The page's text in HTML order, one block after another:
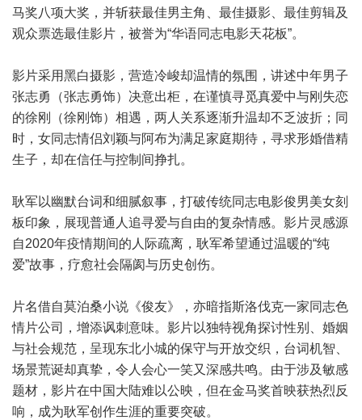
马奖八项大奖，并斩获最佳男主角、最佳摄影、最佳剪辑及
观众票选最佳影片，被誉为“华语同志电影天花板”。
影片采用黑白摄影，营造冷峻却温情的氛围，讲述中年男子
张志勇（张志勇饰）决意出柜，在谨慎寻觅真爱中与刚失恋
的徐刚（徐刚饰）相遇，两人关系逐渐升温却不乏波折；同
时，女同志情侣刘颖与阿布为满足家庭期待，寻求形婚借精
生子，却在信任与控制间挣扎。
耿军以幽默台词和细腻叙事，打破传统同志电影俊男美女刻
板印象，展现普通人追寻爱与自由的复杂情感。影片灵感源
自2020年疫情期间的人际疏离，耿军希望通过温暖的“纯
爱”故事，疗愈社会隔阂与历史创伤。
片名借自莫泊桑小说《俊友》，亦暗指斯洛伐克一家同志色
情片公司，增添讽刺意味。影片以独特视角探讨性别、婚姻
与社会规范，呈现东北小城的保守与开放交织，台词机智、
场景荒诞却真挚，令人会心一笑又深感共鸣。由于涉及敏感
题材，影片在中国大陆难以公映，但在金马奖首映获热烈反
响，成为耿军创作生涯的重要突破。